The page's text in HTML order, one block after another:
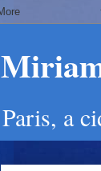
Paris, a